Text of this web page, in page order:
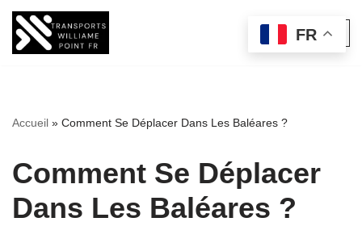
Aller
Accueil » Comment Se Déplacer Dans Les Baléares ?
Comment Se Déplacer
Dans Les Baléares ?
FR